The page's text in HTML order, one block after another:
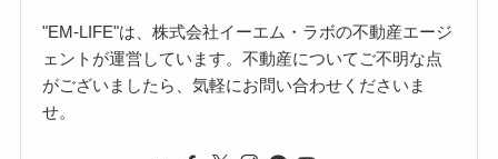
"EM-LIFE"は、株式会社イーエム・ラボの不動産エージ
ェントが運営しています。不動産についてご不明な点
がございましたら、気軽にお問い合わせくださいま
せ。